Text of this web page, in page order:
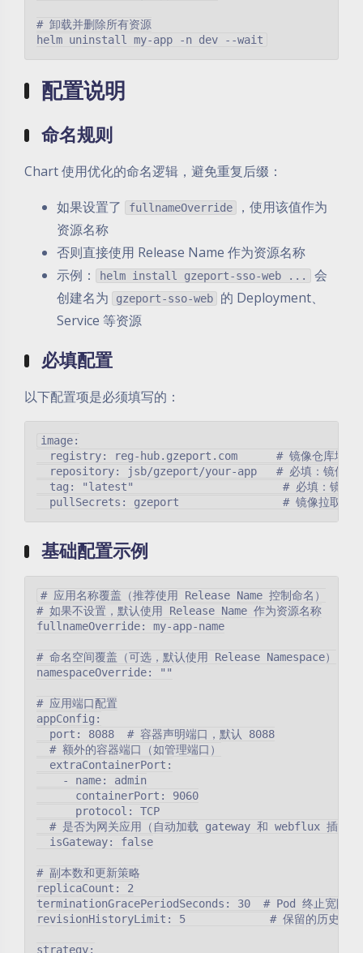
# 卸载并删除所有资源
配置说明
命名规则
Chart 使用优化的命名逻辑，避免重复后缀：
如果设置了
fullnameOverride
，使用该值作为
资源名称
否则直接使用 Release Name 作为资源名称
示例：
helm install gzeport-sso-web ...
会
创建名为
gzeport-sso-web
的 Deployment、
Service 等资源
必填配置
以下配置项是必须填写的：
image:
  registry: reg-hub.gzeport.com      # 镜像仓库地址
repository: jsb/gzeport/your-app   # 必填：镜像组
tag: "latest"                       # 必填：镜像
基础配置示例
# 应用名称覆盖（推荐使用 Release Name 控制命名）
# 如果不设置，默认使用 Release Name 作为资源名称
fullnameOverride: my-app-name
# 命名空间覆盖（可选，默认使用 Release Namespace）
namespaceOverride: ""
# 应用端口配置
appConfig:
  port: 8088  # 容器声明端口，默认 8088
  # 额外的容器端口（如管理端口）
  extraContainerPort:
    - name: admin
      containerPort: 9060
      protocol: TCP
  # 是否为网关应用（自动加载 gateway 和 webflux 插件）
  isGateway: false
# 副本数和更新策略
replicaCount: 2
terminationGracePeriodSeconds: 30  # Pod 终止宽限期
revisionHistoryLimit: 5             # 保留的历史版本
strategy: